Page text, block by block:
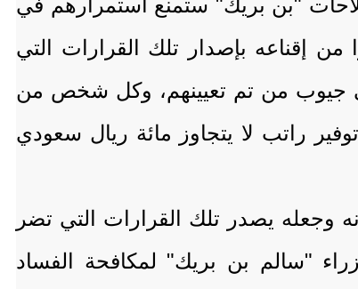
"بن بريك" ستمنع استمرارهم في
إقناعه بإصدار تلك القرارات التي
جيوب من تم تعيينهم، وكل شخص من
راتب لا يتجاوز مائة ريال سعودي
وجعله يصدر تلك القرارات التي تضر
"سالم بن بريك" لمكافحة الفساد